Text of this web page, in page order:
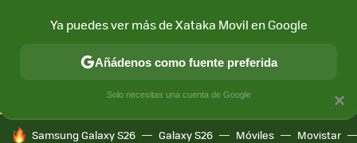
CONECTIVIDAD MÓVIL Y SOCIEDAD APLICACIONES
HOY SE HABLA DE
Samsung Galaxy S26 Galaxy S26 Móviles Movistar
×
Ya puedes ver más de Xataka Movil en Google
Añádenos como fuente preferida
Solo necesitas una cuenta de Google